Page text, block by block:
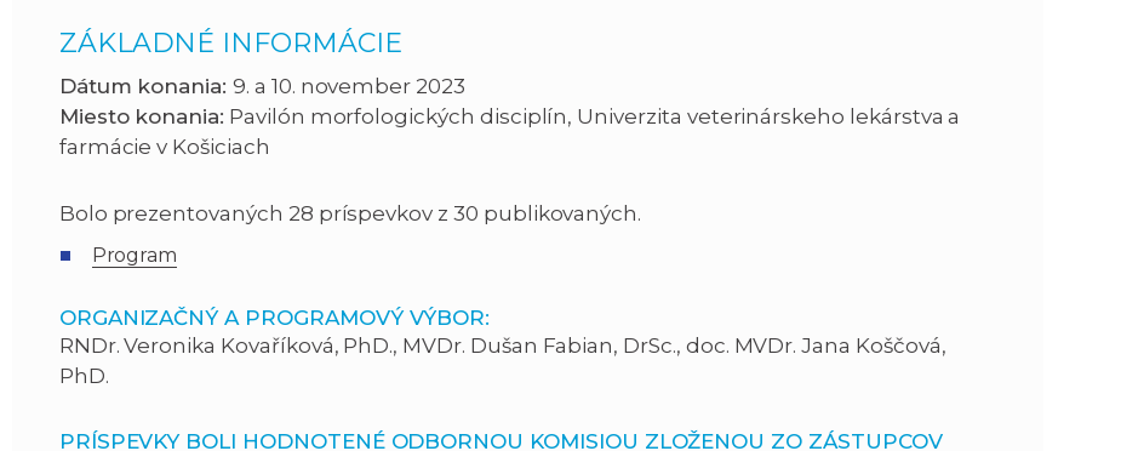
ZÁKLADNÉ INFORMÁCIE
Dátum konania:9. a 10. november 2023
Miesto konania: Pavilón morfologických disciplín, Univerzita veterinárskeho lekárstva a
farmácie v Košiciach
Bolo prezentovaných 28 príspevkov z 30 publikovaných.
Program
ORGANIZAČNÝ A PROGRAMOVÝ VÝBOR:
RNDr. Veronika Kovaříková, PhD., MVDr. Dušan Fabian, DrSc., doc. MVDr. Jana Koščová,
PhD.
PRÍSPEVKY BOLI HODNOTENÉ ODBORNOU KOMISIOU ZLOŽENOU ZO ZÁSTUPCOV